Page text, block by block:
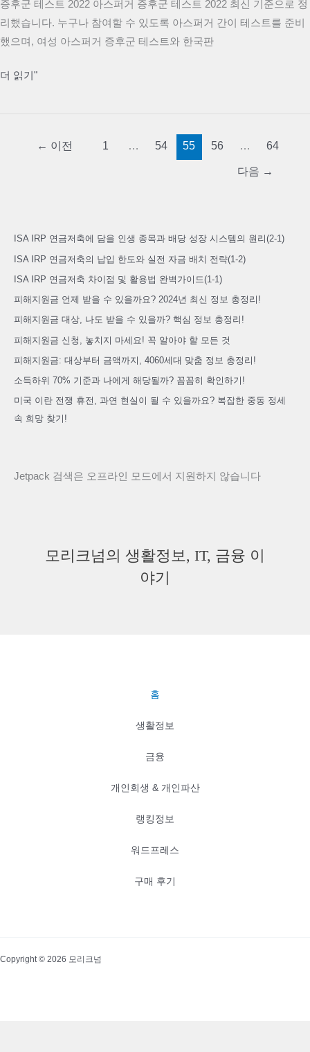
증후군 테스트 2022 아스퍼거 증후군 테스트 2022 최신 기준으로 정
리했습니다. 누구나 참여할 수 있도록 아스퍼거 간이 테스트를 준비
했으며, 여성 아스퍼거 증후군 테스트와 한국판
아
2022
더 읽기"
← 이전 1 … 54 55 56 … 64
다음 →
ISA IRP 연금저축에 담을 인생 종목과 배당 성장 시스템의 원리(2-1)
ISA IRP 연금저축의 납입 한도와 실전 자금 배치 전략(1-2)
ISA IRP 연금저축 차이점 및 활용법 완벽가이드(1-1)
피해지원금 언제 받을 수 있을까요? 2024년 최신 정보 총정리!
피해지원금 대상, 나도 받을 수 있을까? 핵심 정보 총정리!
피해지원금 신청, 놓치지 마세요! 꼭 알아야 할 모든 것
피해지원금: 대상부터 금액까지, 4060세대 맞춤 정보 총정리!
소득하위 70% 기준과 나에게 해당될까? 꼼꼼히 확인하기!
미국 이란 전쟁 휴전, 과연 현실이 될 수 있을까요? 복잡한 중동 정세
속 희망 찾기!
Jetpack 검색은 오프라인 모드에서 지원하지 않습니다
모리크넘의 생활정보, IT, 금융 이
야기
홈
생활정보
금융
개인회생 & 개인파산
랭킹정보
워드프레스
구매 후기
Copyright © 2026 모리크넘